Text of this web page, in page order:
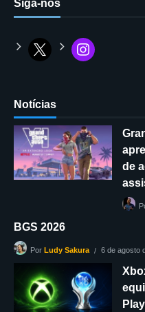
Siga-nos
Notícias
de
BGS 2026
Por Ludy Sakura 6 de agosto